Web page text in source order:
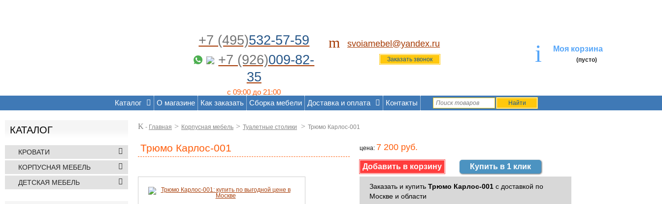
+7 (495)532-57-59
+7 (926)009-82-
35
с 09:00 до 21:00
m svoiamebel@yandex.ru
Заказать звонок i Моя корзина
(пусто)
Каталог О магазине Как заказать Сборка мебели Доставка и оплата Контакты
КАТАЛОГ
КРОВАТИ
КОРПУСНАЯ МЕБЕЛЬ
ДЕТСКАЯ МЕБЕЛЬ
K - Главная > Корпусная мебель > Туалетные столики > Трюмо Карлос-001
Трюмо Карлос-001 цена: 7 200 руб.
Купить в 1 клик
Заказать и купить Трюмо Карлос-001 с доставкой по
Москве и области